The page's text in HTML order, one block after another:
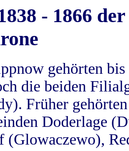
- 1866
gehörten
die beiden
Früher
Doderlage